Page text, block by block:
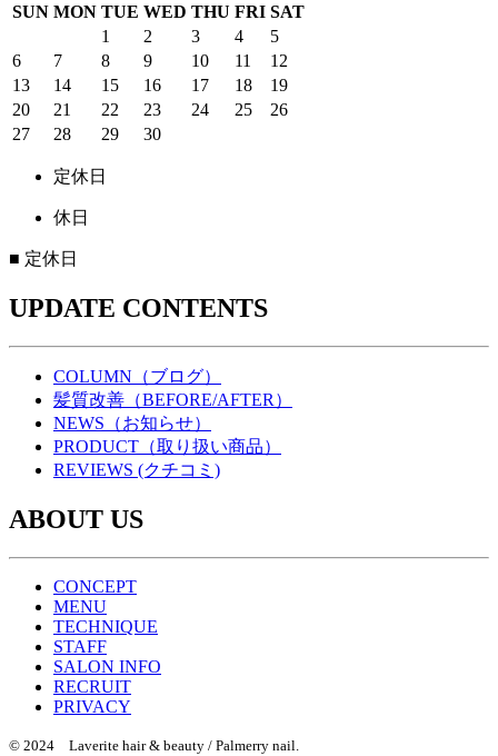
SUN MON TUE WED THU FRI SAT
1
2 3 4
5
6
7 8 9 10 11
12
13
14 15 16 17 18
19
20
21 22 23 24 25
26
27
28 29 30
定休日
休日
■ 定休日
UPDATE CONTENTS
COLUMN（ブログ）
髪質改善（BEFORE/AFTER）
NEWS（お知らせ）
PRODUCT（取り扱い商品）
REVIEWS (クチコミ)
ABOUT US
CONCEPT
MENU
TECHNIQUE
STAFF
SALON INFO
RECRUIT
PRIVACY
© 2024 Laverite hair & beauty / Palmerry nail.